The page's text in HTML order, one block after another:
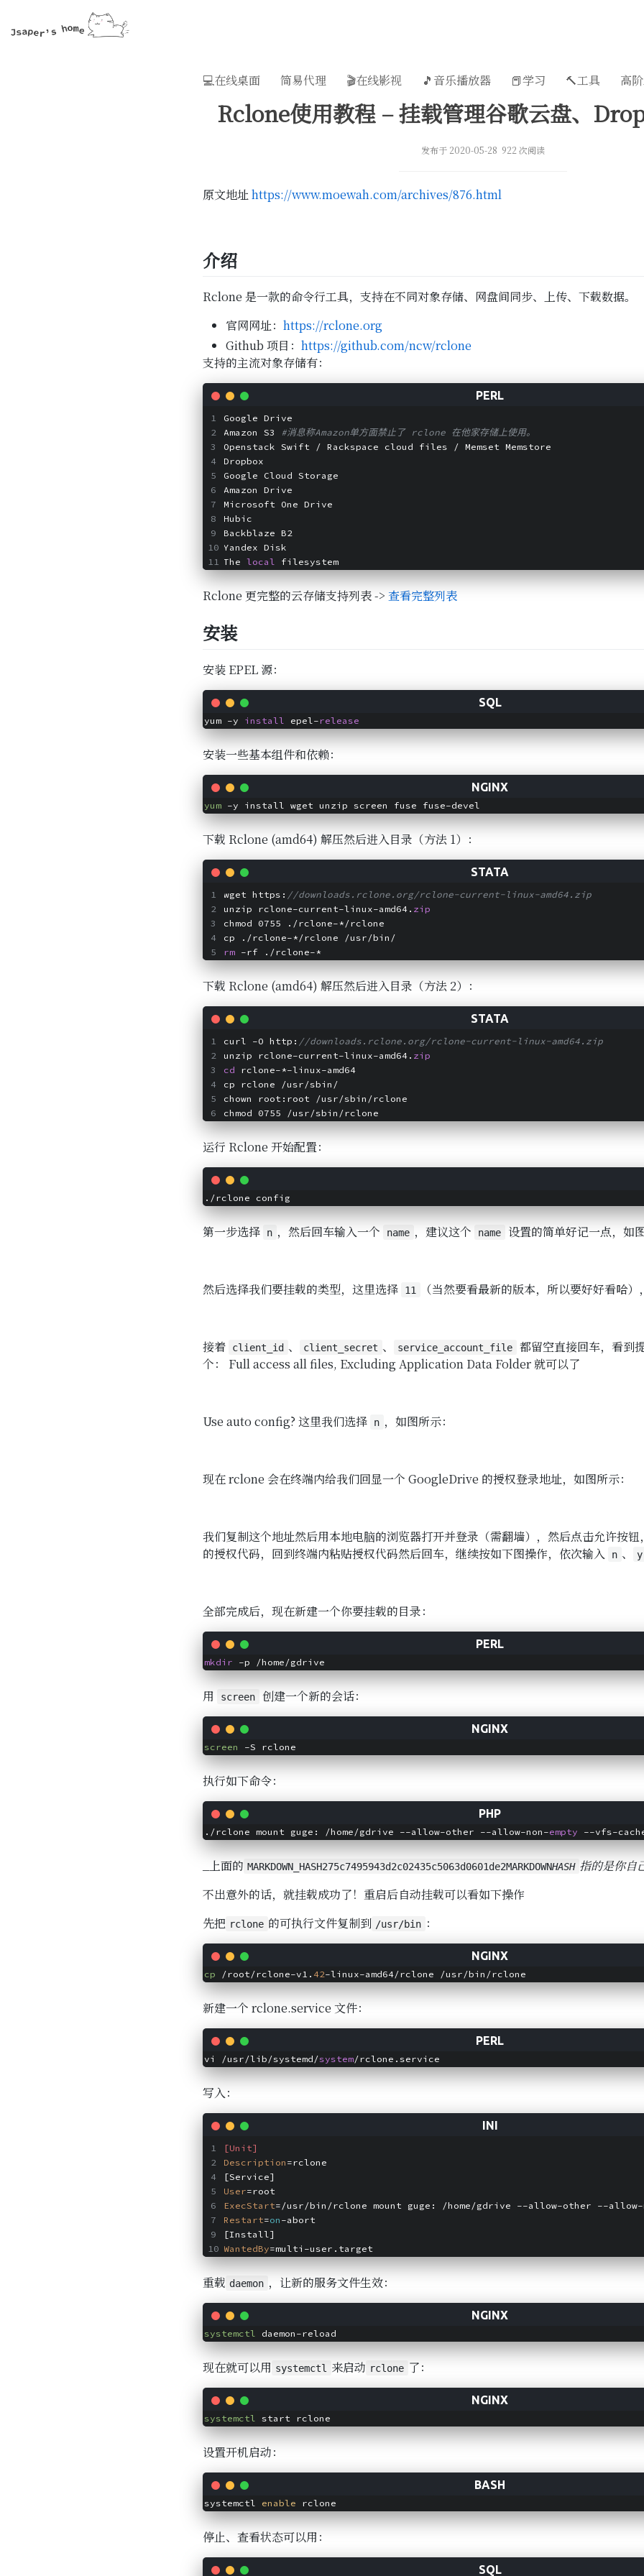
💻在线桌面 简易代理 🎬在线影视 🎵音乐播放器 📕学习 🔨工具 高
Rclone使用教程 – 挂载管理谷歌云盘、
发布于 2020-05-28 922 次阅读
原文地址 https://www.moewah.com/archives/876.html
介绍
Rclone 是一款的命令行工具，支持在不同对象存储、网盘间同步、上传、下载数据。
官网网址： https://rclone.org
Github 项目： https://github.com/ncw/rclone
支持的主流对象存储有：
Google Drive
Amazon S3
#消息称Amazon单方面禁止了 rclone 在他家存储上使用。
Openstack Swift / Rackspace cloud files / Memset Memstore
Dropbox
Google Cloud Storage
Amazon Drive
Microsoft One Drive
Hubic
Backblaze B2
Yandex Disk
The local filesystem
Rclone 更完整的云存储支持列表 -> 查看完整列表
安装
安装 EPEL 源：
yum -y install epel-release
安装一些基本组件和依赖：
yum
下载 Rclone (amd64) 解压然后进入目录（方法 1）：
wget https: //downloads.rclone.org/rclone-current-linux-amd64.zip
unzip rclone-current-linux-amd64. zip
chmod 0755 ./rclone-*/rclone
cp ./rclone-*/rclone /usr/bin/
rm -rf ./rclone-*
下载 Rclone (amd64) 解压然后进入目录（方法 2）：
curl -O http: //downloads.rclone.org/rclone-current-linux-amd64.zip
unzip rclone-current-linux-amd64. zip
cd rclone-*-linux-amd64
cp rclone /usr/sbin/
chown root:root /usr/sbin/rclone
chmod 0755 /usr/sbin/rclone
运行 Rclone 开始配置：
第一步选择 n ，然后回车输入一个 name ，建议这个 name 设置的简单好记一点，如
然后选择我们要挂载的类型，这里选择 11 （当然要看最新的版本，所以要好好看哈
接着 client_id 、 client_secret 、 service_account_file
都留空直接回车，看到
个： Full access all files, Excluding Application Data Folder 就可以了
Use auto config? 这里我们选择 n ，如图所示：
现在 rclone 会在终端内给我们回显一个 GoogleDrive 的授权登录地址，如图所示：
我们复制这个地址然后用本地电脑的浏览器打开并登录（需翻墙），然后点击允许按
的授权代码，回到终端内粘贴授权代码然后回车，继续按如下图操作，依次输入
n 、 y
全部完成后，现在新建一个你要挂载的目录：
mkdir
用 screen 创建一个新的会话：
screen
执行如下命令：
./rclone mount guge: /home/gdrive --allow-other --allow-non-empty
_上面的 MARKDOWN_HASH275c7495943d2c02435c5063d0601de2MARKDOWNHASH 指的是你自
不出意外的话，就挂载成功了！重启后自动挂载可以看如下操作
先把 rclone 的可执行文件复制到 /usr/bin ：
cp /root/rclone-v1. 42
新建一个 rclone.service 文件：
vi /usr/lib/systemd/system
写入：
[Unit]
Description=rclone
[Service]
User=root
ExecStart=/usr/bin/rclone mount guge: /home/gdrive --allow-other --allow-
Restart=on-abort
[Install]
WantedBy=multi-user.target
重载 daemon ，让新的服务文件生效：
systemctl
现在就可以用 systemctl 来启动 rclone 了：
systemctl
设置开机启动：
systemctl enable
停止、查看状态可以用：